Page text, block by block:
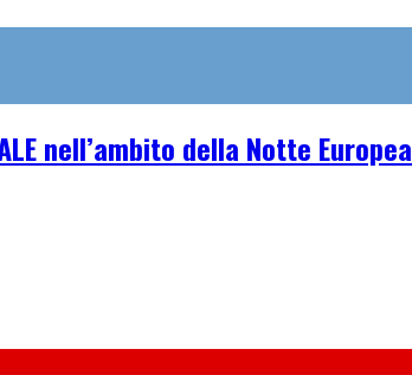
nell’ambito della Notte